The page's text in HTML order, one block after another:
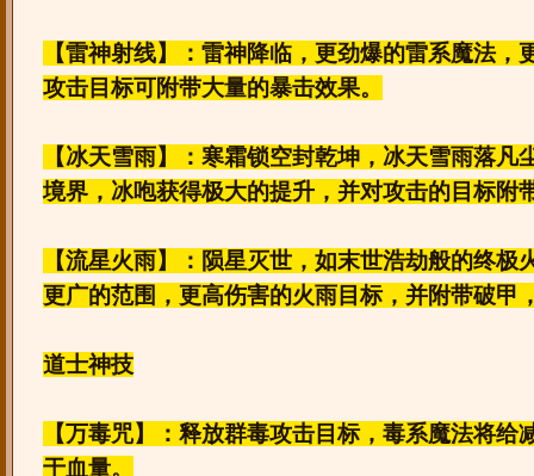
【雷神射线】：雷神降临，更劲爆的雷系魔法，
攻击目标可附带大量的暴击效果。
【冰天雪雨】：寒霜锁空封乾坤，冰天雪雨落凡
境界，冰咆获得极大的提升，并对攻击的目标附
【流星火雨】：陨星灭世，如末世浩劫般的终极
更广的范围，更高伤害的火雨目标，并附带破甲
道士神技
【万毒咒】：释放群毒攻击目标，毒系魔法将给
于血量。